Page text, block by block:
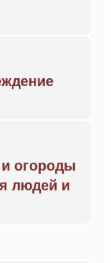
огороды
людей и